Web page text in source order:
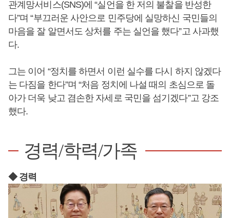
관계망서비스(SNS)에 “실언을 한 저의 불찰을 반성한
다”며 “부끄러운 사안으로 민주당에 실망하신 국민들의
마음을 잘 알면서도 상처를 주는 실언을 했다”고 사과했
다.
그는 이어 “정치를 하면서 이런 실수를 다시 하지 않겠다
는 다짐을 한다”며 “처음 정치에 나설 때의 초심으로 돌
아가 더욱 낮고 겸손한 자세로 국민을 섬기겠다”고 강조
했다.
경력/학력/가족
◆ 경력